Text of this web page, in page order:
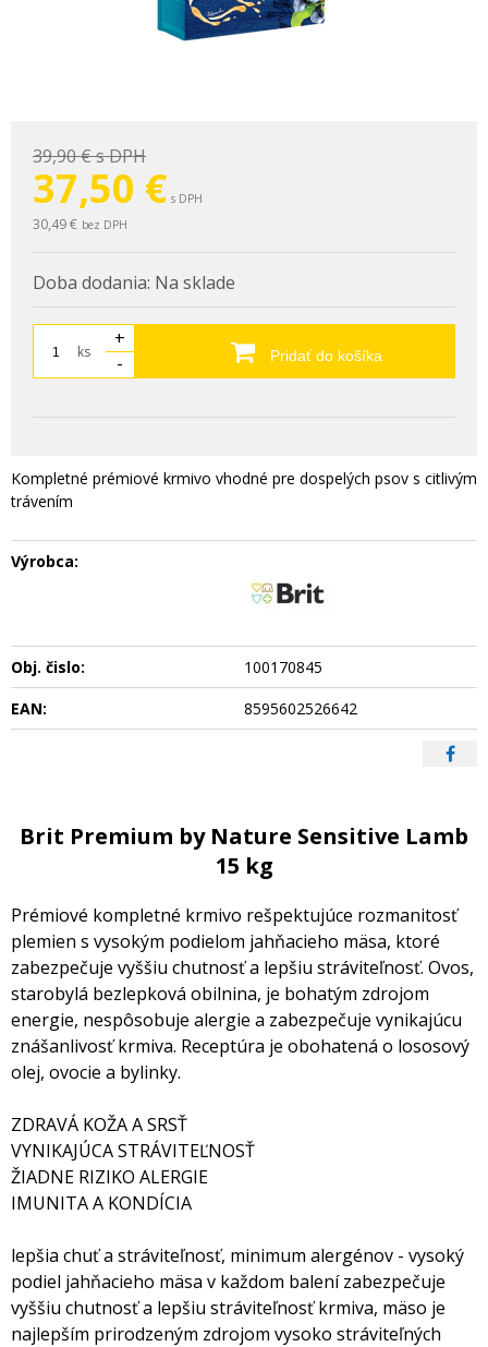
39,90 €s DPH
37,50 € s DPH
30,49 € bez DPH
Doba dodania: Na sklade
ks
+
-
Pridať do košíka
Kompletné prémiové krmivo vhodné pre dospelých psov s citlivým
trávením
Výrobca:
Obj. čislo:
100170845
EAN:
8595602526642
Brit Premium by Nature Sensitive Lamb
15 kg
Prémiové kompletné krmivo rešpektujúce rozmanitosť
plemien s vysokým podielom jahňacieho mäsa, ktoré
zabezpečuje vyššiu chutnosť a lepšiu stráviteľnosť. Ovos,
starobylá bezlepková obilnina, je bohatým zdrojom
energie, nespôsobuje alergie a zabezpečuje vynikajúcu
znášanlivosť krmiva. Receptúra je obohatená o lososový
olej, ovocie a bylinky.
ZDRAVÁ KOŽA A SRSŤ
VYNIKAJÚCA STRÁVITEĽNOSŤ
ŽIADNE RIZIKO ALERGIE
IMUNITA A KONDÍCIA
lepšia chuť a stráviteľnosť, minimum alergénov - vysoký
podiel jahňacieho mäsa v každom balení zabezpečuje
vyššiu chutnosť a lepšiu stráviteľnosť krmiva, mäso je
najlepším prirodzeným zdrojom vysoko stráviteľných